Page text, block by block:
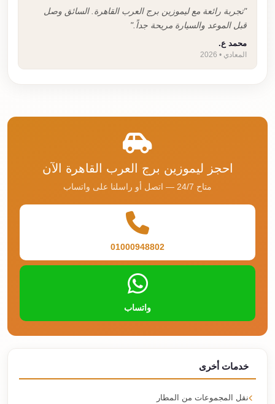
"تجربة رائعة مع ليموزين برج العرب القاهرة. السائق وصل
قبل الموعد والسيارة مريحة جداً."
محمد ع.
المعادي • 2026
احجز ليموزين برج العرب القاهرة الآن
متاح 24/7 — اتصل أو راسلنا على واتساب
01000948802
واتساب
خدمات أخرى
نقل المجموعات من المطار